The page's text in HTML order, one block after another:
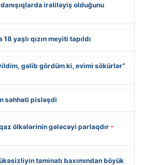
irəliləyiş olduğunu
yaşlı qızın meyiti tapıldı
gəlib gördüm ki, evimi sökürlər”
səhhəti pisləşdi
ölkələrinin gələcəyi parlaqdır -
təminatı baxımından böyük